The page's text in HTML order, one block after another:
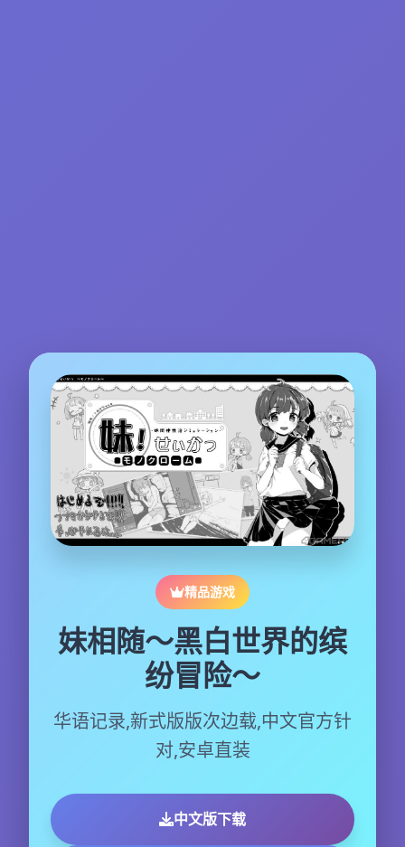
精品游戏
妹相随～黑白世界的缤
纷冒险～
华语记录,新式版版次边载,中文官方针
对,安卓直装
中文版下载